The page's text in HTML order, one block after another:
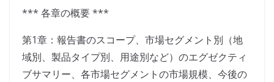
*** 各章の概要 ***
第1章：報告書のスコープ、市場セグメント別（地
域別、製品タイプ別、用途別など）のエグゼクティ
ブサマリー、各市場セグメントの市場規模、今後の